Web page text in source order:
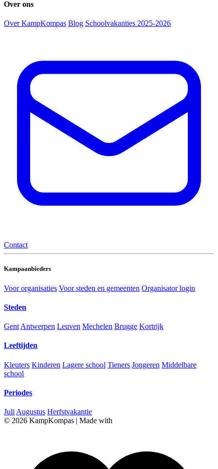
Over ons
Over KampKompas Blog Schoolvakanties 2025-2026
Contact
Kampaanbieders
Voor organisaties Voor steden en gemeenten Organisator login
Steden
Gent Antwerpen Leuven Mechelen Brugge Kortrijk
Leeftijden
Kleuters Kinderen Lagere school Tieners Jongeren Middelbare
school
Periodes
Juli Augustus Herfstvakantie
© 2026 KampKompas | Made with